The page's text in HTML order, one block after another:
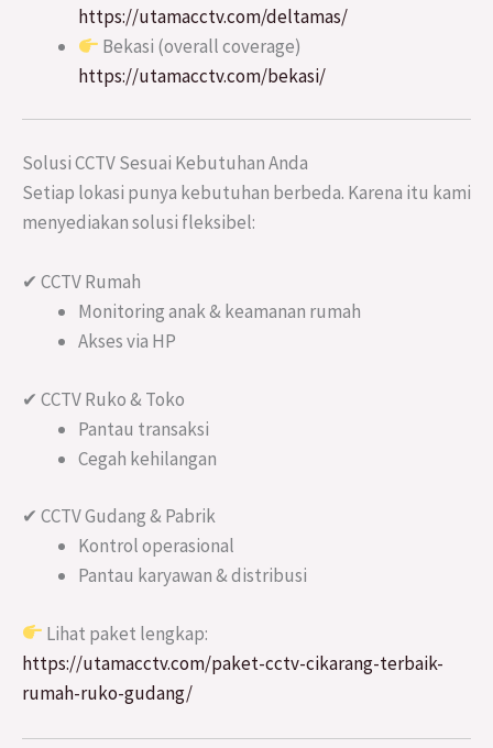
https://utamacctv.com/deltamas/
Bekasi (overall coverage)
https://utamacctv.com/bekasi/
Solusi CCTV Sesuai Kebutuhan Anda
Setiap lokasi punya kebutuhan berbeda. Karena itu kami
menyediakan solusi fleksibel:
✔ CCTV Rumah
Monitoring anak & keamanan rumah
Akses via HP
✔ CCTV Ruko & Toko
Pantau transaksi
Cegah kehilangan
✔ CCTV Gudang & Pabrik
Kontrol operasional
Pantau karyawan & distribusi
Lihat paket lengkap:
https://utamacctv.com/paket-cctv-cikarang-terbaik-
rumah-ruko-gudang/